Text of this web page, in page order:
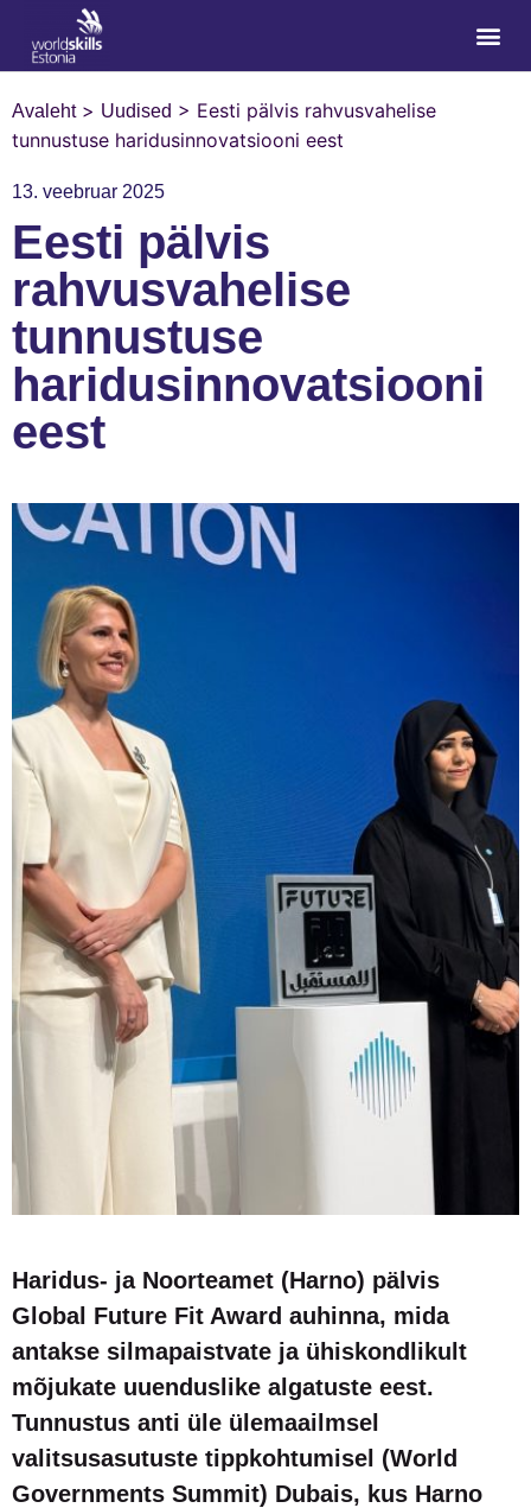
Avaleht> Uudised > Eesti pälvis rahvusvahelise
tunnustuse haridusinnovatsiooni eest
13. veebruar 2025
Eesti pälvis
rahvusvahelise
tunnustuse
haridusinnovatsiooni
eest
Haridus- ja Noorteamet (Harno) pälvis
Global Future Fit Award auhinna, mida
antakse silmapaistvate ja ühiskondlikult
mõjukate uuenduslike algatuste eest.
Tunnustus anti üle ülemaailmsel
valitsusasutuste tippkohtumisel (World
Governments Summit) Dubais, kus Harno